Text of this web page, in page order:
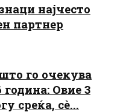
најчесто
партнер
го очекува
година: Овие 3
среќа, сè...